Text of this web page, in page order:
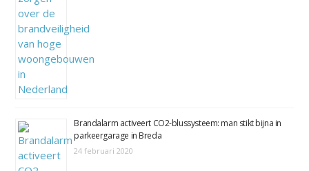
Brandalarm activeert CO2-blussysteem: man stikt bijna in
parkeergarage in Breda
24 februari 2020